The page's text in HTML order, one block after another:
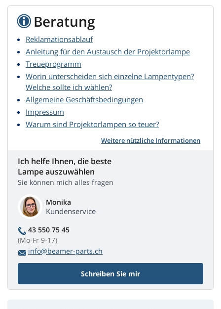
Beratung
Reklamationsablauf
Anleitung für den Austausch der Projektorlampe
Treueprogramm
Worin unterscheiden sich einzelne Lampentypen?
Welche sollte ich wählen?
Allgemeine Geschäftsbedingungen
Impressum
Warum sind Projektorlampen so teuer?
Weitere nützliche Informationen
Ich helfe Ihnen, die beste
Lampe auszuwählen
Sie können mich alles fragen
Monika
Kundenservice
43 550 75 45
(Mo-Fr 9-17)
info@beamer-parts.ch
Schreiben Sie mir